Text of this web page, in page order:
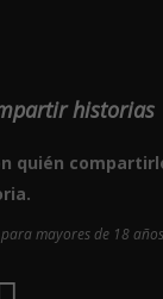
historias
quién
mayores de 18 años